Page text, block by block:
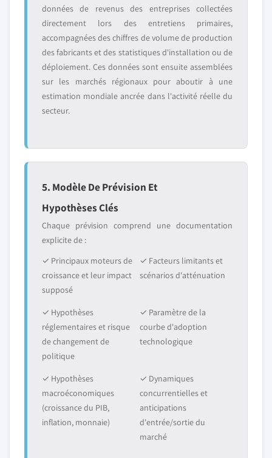
données de revenus des entreprises collectées
directement lors des entretiens primaires,
accompagnées des chiffres de volume de production
des fabricants et des statistiques d'installation ou de
déploiement. Ces données sont ensuite assemblées
sur les marchés régionaux pour aboutir à une
estimation mondiale ancrée dans l'activité réelle du
secteur.
5. Modèle De Prévision Et
Hypothèses Clés
Chaque prévision comprend une documentation
explicite de :
✓ Principaux moteurs de
croissance et leur impact
supposé
✓ Facteurs limitants et
scénarios d'atténuation
✓ Hypothèses
réglementaires et risque
de changement de
politique
✓ Paramètre de la
courbe d'adoption
technologique
✓ Hypothèses
macroéconomiques
(croissance du PIB,
inflation, monnaie)
✓ Dynamiques
concurrentielles et
anticipations
d'entrée/sortie du
marché